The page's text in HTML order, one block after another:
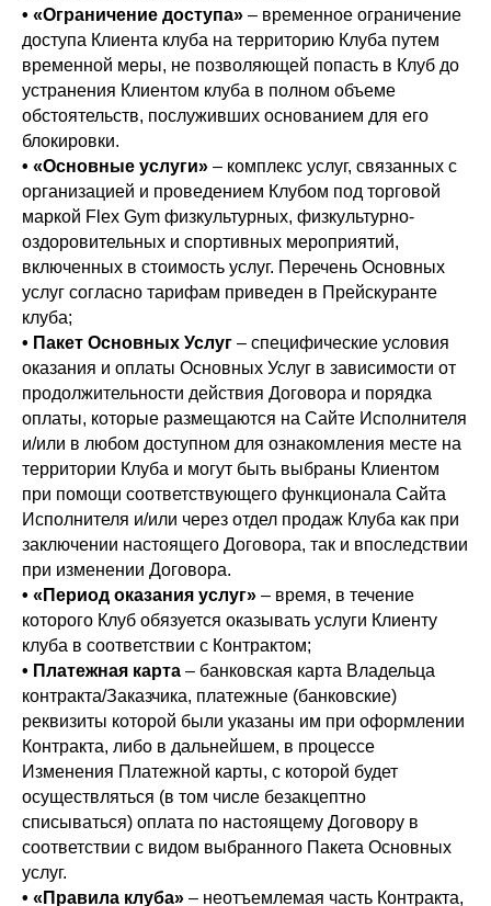
• «Ограничение доступа» – временное ограничение
доступа Клиента клуба на территорию Клуба путем
временной меры, не позволяющей попасть в Клуб до
устранения Клиентом клуба в полном объеме
обстоятельств, послуживших основанием для его
блокировки.
• «Основные услуги» – комплекс услуг, связанных с
организацией и проведением Клубом под торговой
маркой Flex Gym физкультурных, физкультурно-
оздоровительных и спортивных мероприятий,
включенных в стоимость услуг. Перечень Основных
услуг согласно тарифам приведен в Прейскуранте
клуба;
• Пакет Основных Услуг – специфические условия
оказания и оплаты Основных Услуг в зависимости от
продолжительности действия Договора и порядка
оплаты, которые размещаются на Сайте Исполнителя
и/или в любом доступном для ознакомления месте на
территории Клуба и могут быть выбраны Клиентом
при помощи соответствующего функционала Сайта
Исполнителя и/или через отдел продаж Клуба как при
заключении настоящего Договора, так и впоследствии
при изменении Договора.
• «Период оказания услуг» – время, в течение
которого Клуб обязуется оказывать услуги Клиенту
клуба в соответствии с Контрактом;
• Платежная карта – банковская карта Владельца
контракта/Заказчика, платежные (банковские)
реквизиты которой были указаны им при оформлении
Контракта, либо в дальнейшем, в процессе
Изменения Платежной карты, с которой будет
осуществляться (в том числе безакцептно
списываться) оплата по настоящему Договору в
соответствии с видом выбранного Пакета Основных
услуг.
• «Правила клуба» – неотъемлемая часть Контракта,